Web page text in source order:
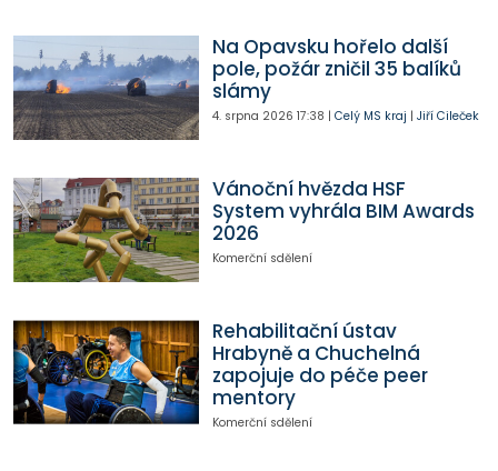
Na Opavsku hořelo další
pole, požár zničil 35 balíků
slámy
4. srpna 2026 17:38 | Celý MS kraj | Jiří Cileček
Vánoční hvězda HSF
System vyhrála BIM Awards
2026
Komerční sdělení
Rehabilitační ústav
Hrabyně a Chuchelná
zapojuje do péče peer
mentory
Komerční sdělení